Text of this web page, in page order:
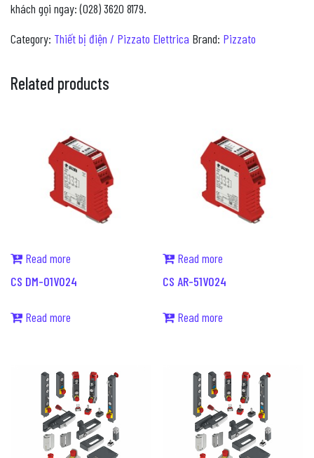
khách gọi ngay: (028) 3620 8179.
Category: Thiết bị điện / Pizzato Elettrica Brand: Pizzato
Related products
Read more
CS DM-01V024
Read more
Read more
CS AR-51V024
Read more